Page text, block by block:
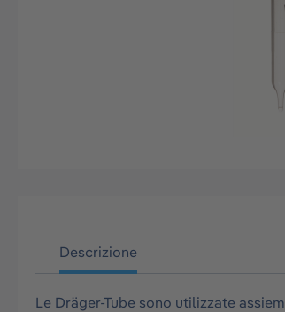
Descrizione
Le Dräger-Tube sono utilizzate